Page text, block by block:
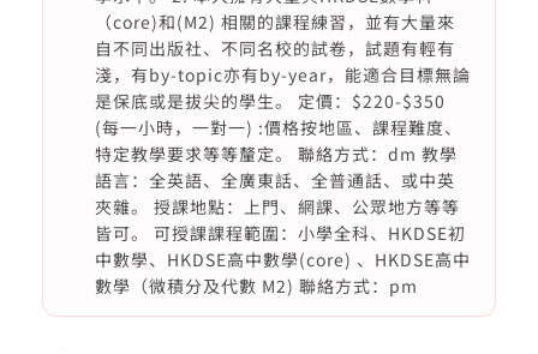
（core)和(M2) 相關的課程練習，並有大量來
自不同出版社、不同名校的試卷，試題有輕有
淺，有by-topic亦有by-year，能適合目標無論
是保底或是拔尖的學生。 定價：$220-$350
(每一小時，一對一) :價格按地區、課程難度、
特定教學要求等等釐定。 聯絡方式：dm 教學
語言：全英語、全廣東話、全普通話、或中英
夾雜。 授課地點：上門、網課、公眾地方等等
皆可。 可授課課程範圍：小學全科、HKDSE初
中數學、HKDSE高中數學(core) 、HKDSE高中
數學（微積分及代數 M2) 聯絡方式：pm